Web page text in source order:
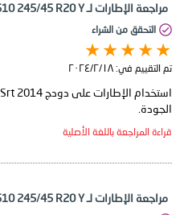
مراجعة الإطارات لـ Falken Azenis FK510 245/45 R20 Y
التحقق من الشراء
تم التقييم في: ١٨‏/٢‏/٢٠٢٤
الجودة.
قراءة المراجعة باللغة الأصلية
مراجعة الإطارات لـ Falken Azenis FK510 245/45 R20 Y